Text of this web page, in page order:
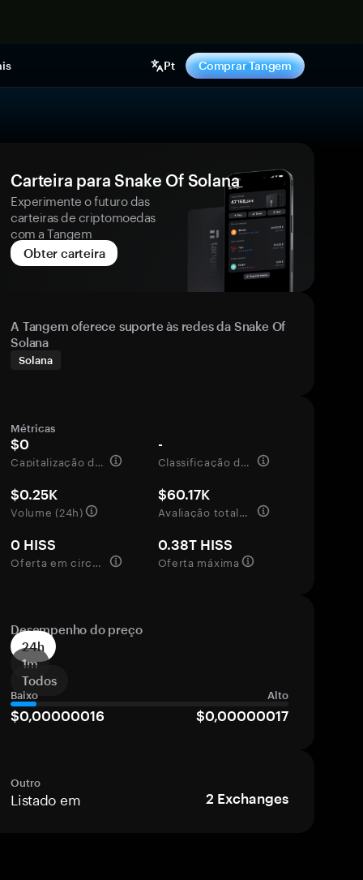
Pt Comprar Tangem
Carteira para Snake Of Solana
Experimente o futuro das
carteiras de criptomoedas
com a Tangem
Obter carteira
A Tangem oferece suporte às redes da Snake Of
Solana
Solana
Métricas
$0
Capitalização de mercado
-
Classificação de mercado
$0.25K
Volume (24h)
$60.17K
Avaliação totalmente diluída
0 HISS
Oferta em circulação
0.38T HISS
Oferta máxima
Desempenho do preço
24h
1m
Todos
Baixo Alto
$0,00000016 $0,00000017
Outro
Listado em 2 Exchanges